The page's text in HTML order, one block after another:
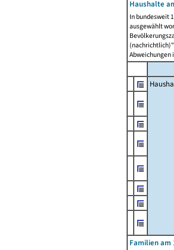
Haushalte
In bundesweit
ausgewählt
Abweichungen
Familien am